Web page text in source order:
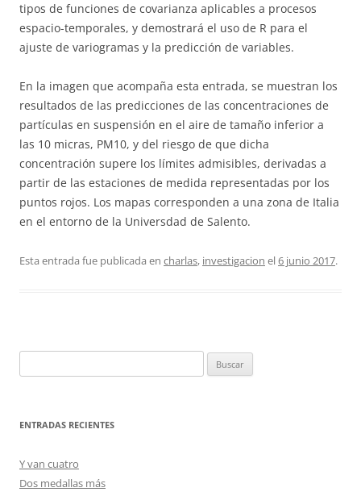
tipos de funciones de covarianza aplicables a procesos
espacio-temporales, y demostrará el uso de R para el
ajuste de variogramas y la predicción de variables.
En la imagen que acompaña esta entrada, se muestran los
resultados de las predicciones de las concentraciones de
partículas en suspensión en el aire de tamaño inferior a
las 10 micras, PM10, y del riesgo de que dicha
concentración supere los límites admisibles, derivadas a
partir de las estaciones de medida representadas por los
puntos rojos. Los mapas corresponden a una zona de Italia
en el entorno de la Universdad de Salento.
Esta entrada fue publicada en charlas, investigacion el6 junio 2017.
ENTRADAS RECIENTES
Y van cuatro
Dos medallas más